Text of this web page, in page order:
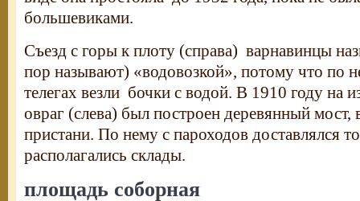
большевиками.
Съезд с горы к плоту (справа) варнавинцы
пор называют) «водовозкой», потому что по
телегах везли бочки с водой. В 1910 году на
овраг (слева) был построен деревянный
пристани. По нему с пароходов доставлялся
располагались склады.
площадь соборная